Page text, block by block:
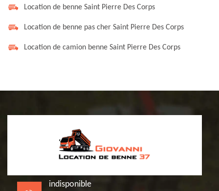
Location de benne Saint Pierre Des Corps
Location de benne pas cher Saint Pierre Des Corps
Location de camion benne Saint Pierre Des Corps
indisponible